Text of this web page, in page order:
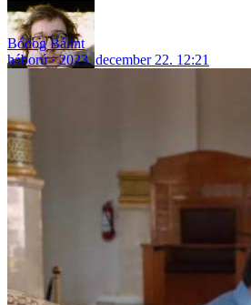
Bódog Bálint
háború
2023. december 22. 12:21